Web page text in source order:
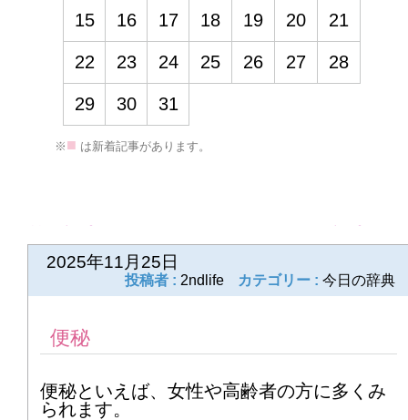
15 16 17 18 19 20 21
22 23 24 25 26 27 28
29 30 31
2026年3月
14
15 16 17 18 19 20 21
29 30 31
2026年4月
※ ■ は新着記事があります。
2025年11月25日
投稿者 : 2ndlife カテゴリー : 今日の辞典
便秘
便秘といえば、女性や高齢者の方に多くみ
られます。